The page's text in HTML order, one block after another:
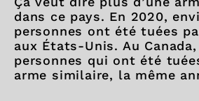
dans ce pays. En 2020,
personnes ont été tuées
aux États-Unis. Au
personnes qui ont été
arme similaire, la même